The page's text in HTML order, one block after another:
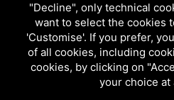
TOUS LES PRODUITS
EMI RUBINETTERIE SRL - P.IVA
CE SITE EST PROTÉGÉ PAR GOOGLE
ET LESCONDITIONS
"Decline", only technical
want to select the cookies
'Customise'. If you prefer,
of all cookies, including
cookies, by clicking on
your choice at